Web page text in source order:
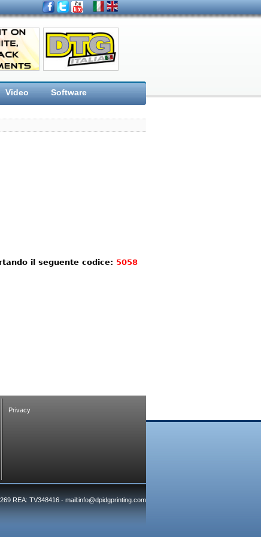
Video Software
il seguente codice: 5058
Privacy
REA: TV348416 - mail:info@dpidgprinting.com